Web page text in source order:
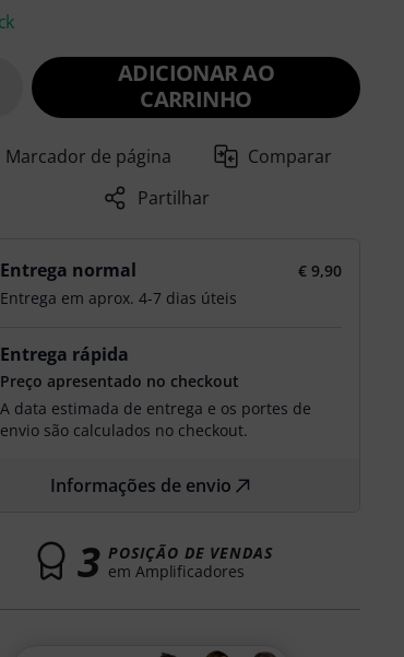
ADICIONAR AO
CARRINHO
Marcador de página
Comparar
Partilhar
Entrega normal
€ 9,90
Entrega em aprox. 4-7 dias úteis
Entrega rápida
Preço apresentado no checkout
A data estimada de entrega e os portes de
envio são calculados no checkout.
Informações de envio
3 POSIÇÃO DE VENDAS
em Amplificadores